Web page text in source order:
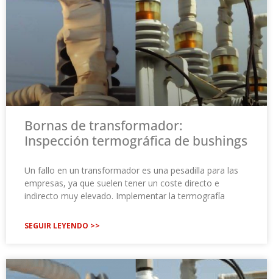
Bornas de transformador:
Inspección termográfica de bushings
Un fallo en un transformador es una pesadilla para las
empresas, ya que suelen tener un coste directo e
indirecto muy elevado. Implementar la termografía
SEGUIR LEYENDO >>